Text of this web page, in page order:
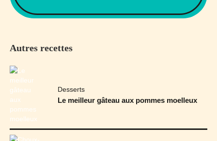
Autres recettes
Desserts
Le meilleur gâteau aux pommes moelleux